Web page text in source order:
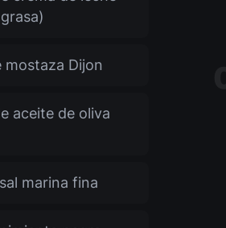
mostaza Dijon
aceite de oliva
marina fina